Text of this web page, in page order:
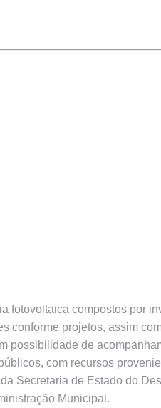
fotovoltaica compostos por
conforme projetos, assim
possibilidade de
com recursos
Secretaria de Estado do
Municipal.